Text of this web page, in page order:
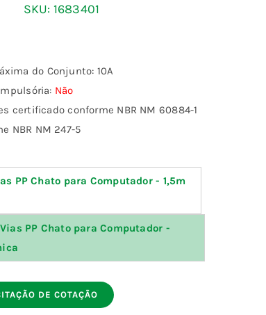
SKU: 1683401
do Conjunto: 10A
Não
certificado conforme NBR NM 60884-1
NBR NM 247-5
PP Chato para Computador - 1,5m
PP Chato para Computador -
DE COTAÇÃO